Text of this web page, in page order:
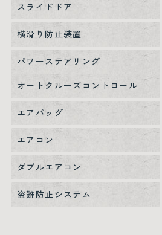
スライドドア
横滑り防止装置
パワーステアリング
オートクルーズコントロール
エアバッグ
エアコン
ダブルエアコン
盗難防止システム